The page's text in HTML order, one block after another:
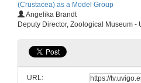
(Crustacea) as a Model Group
Angelika Brandt
Deputy Director, Zoological Museum -
URL: